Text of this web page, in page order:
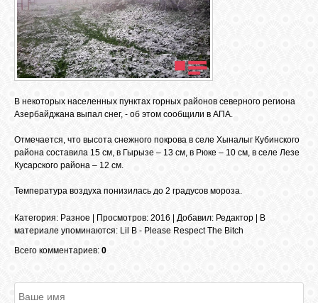
КУЛЬТУРА
ГОЛОС
НАРОДЫ
В некоторых населенных пунктах горных районов северного региона
Азербайджана выпал снег, - об этом сообщили в АПА.
Отмечается, что высота снежного покрова в селе Хыналыг Кубинского
района составила 15 см, в Гырызе – 13 см, в Рюке – 10 см, в селе Лезе
Кусарского района – 12 см.
Температура воздуха понизилась до 2 градусов мороза.
Категория: Разное Просмотров: 2016 | Добавил: Редактор
В
материале упоминаются: Lil B - Please Respect The Bitch
Всего комментариев: 0